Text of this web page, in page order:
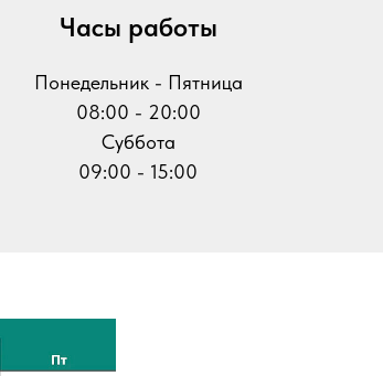
Часы работы
Понедельник - Пятница
08:00 - 20:00
Суббота
09:00 - 15:00